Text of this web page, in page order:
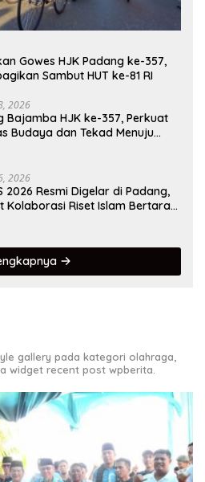
Gowes HJK Padang ke-357,
Sambut HUT ke-81 RI
2026
Bajamba HJK ke-357, Perkuat
Budaya dan Tekad Menuju
2026
2026 Resmi Digelar di Padang,
Kolaborasi Riset Islam Bertaraf
gallery pada kategori olahraga,
widget recent post wpberita.